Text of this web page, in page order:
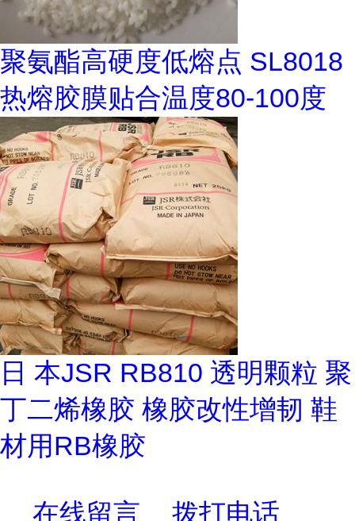
聚氨酯高硬度低熔点 SL8018
热熔胶膜贴合温度80-100度
日 本JSR RB810 透明颗粒 聚
丁二烯橡胶 橡胶改性增韧 鞋
材用RB橡胶
在线留言 拨打电话